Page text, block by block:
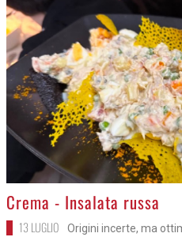
>
Crema - Insalata russa
13 LUGLIO Origini incerte, ma